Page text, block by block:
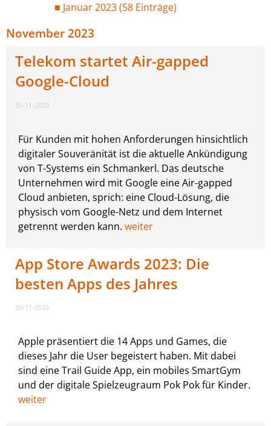
Januar 2023 (58 Einträge)
November 2023
Telekom startet Air-gapped
Google-Cloud
30-11-2023
Für Kunden mit hohen Anforderungen hinsichtlich
digitaler Souveränität ist die aktuelle Ankündigung
von T-Systems ein Schmankerl. Das deutsche
Unternehmen wird mit Google eine Air-gapped
Cloud anbieten, sprich: eine Cloud-Lösung, die
physisch vom Google-Netz und dem Internet
getrennt werden kann. weiter
App Store Awards 2023: Die
besten Apps des Jahres
30-11-2023
Apple präsentiert die 14 Apps und Games, die
dieses Jahr die User begeistert haben. Mit dabei
sind eine Trail Guide App, ein mobiles SmartGym
und der digitale Spielzeugraum Pok Pok für Kinder.
weiter